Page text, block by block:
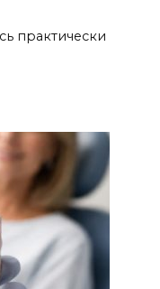
практически